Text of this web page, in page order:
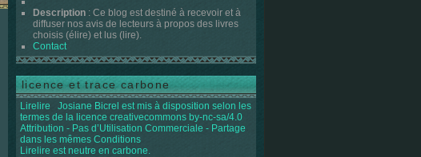
Description : Ce blog est destiné à recevoir et à
diffuser nos avis de lecteurs à propos des livres
choisis (élire) et lus (lire).
Contact
licence et trace carbone
Lirelire Josiane Bicrel est mis à disposition selon les
termes de la licence creativecommons by-nc-sa/4.0
Attribution - Pas d’Utilisation Commerciale - Partage
dans les mêmes Conditions
Lirelire est neutre en carbone.